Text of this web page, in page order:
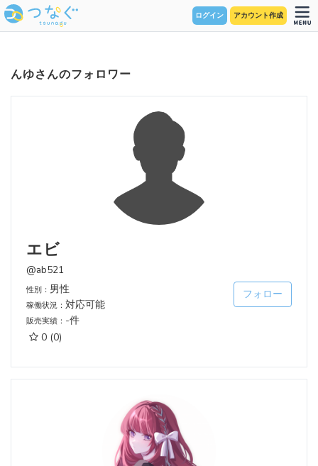
ログイン アカウント作成
んゆさんのフォロワー
エビ
@ab521
性別： 男性
稼働状況： 対応可能
販売実績： -件
0 (0)
フォロー